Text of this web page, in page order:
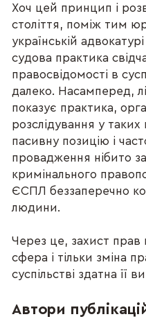
Хоч цей принцип і
століття, поміж тим
українській
судова практика
правосвідомості в
далеко. Насамперед,
показує практика,
розслідування у
пасивну позицію і
провадження нібито
кримінального
ЄСПЛ беззаперечно
людини.
Через це, захист прав
сфера і тільки зміна
суспільстві здатна її
Автори